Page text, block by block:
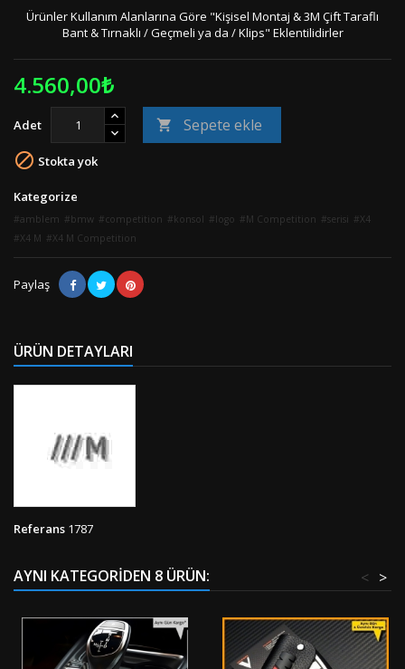
Ürünler Kullanım Alanlarına Göre "Kişisel Montaj & 3M Çift Taraflı
Bant & Tırnaklı / Geçmeli ya da / Klips" Eklentilidirler
4.560,00₺
Adet  Sepete ekle
 Stokta yok
Kategorize
amblem bmw competition konsol logo M Competition serisi
X4
X4 M
X4 M Competition
Paylaş
ÜRÜN DETAYLARI
Referans 1787
AYNI KATEGORIDEN 8 ÜRÜN: >
<